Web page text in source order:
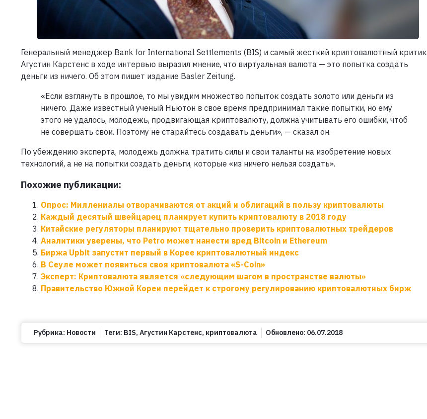
Генеральный менеджер Bank for International Settlements (BIS) и самый жесткий криптовалютный критик
Агустин Карстенс в ходе интервью выразил мнение, что виртуальная валюта — это попытка создать
деньги из ничего. Об этом пишет издание Basler Zeitung.
«Если взглянуть в прошлое, то мы увидим множество попыток создать золото или деньги из
ничего. Даже известный ученый Ньютон в свое время предпринимал такие попытки, но ему
этого не удалось, молодежь, продвигающая криптовалюту, должна учитывать его ошибки, чтоб
не совершать свои. Поэтому не старайтесь создавать деньги», — сказал он.
По убеждению эксперта, молодежь должна тратить силы и свои таланты на изобретение новых
технологий, а не на попытки создать деньги, которые «из ничего нельзя создать».
Похожие публикации:
Опрос: Миллениалы отворачиваются от акций и облигаций в пользу криптовалюты
Каждый десятый швейцарец планирует купить криптовалюту в 2018 году
Китайские регуляторы планируют тщательно проверить криптовалютных трейдеров
Аналитики уверены, что Petro может нанести вред Bitcoin и Ethereum
Биржа Upbit запустит первый в Корее криптовалютный индекс
В Сеуле может появиться своя криптовалюта «S-Coin»
Эксперт: Криптовалюта является «следующим шагом в пространстве валюты»
Правительство Южной Кореи перейдет к строгому регулированию криптовалютных бирж
Рубрика: Новости Теги: BIS, Агустин Карстенс, криптовалюта Обновлено: 06.07.2018